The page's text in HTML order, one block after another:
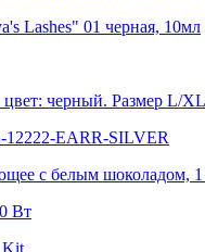
Lashes" 01 черная, 10мл
черный. Размер L/XL
12222-EARR-SILVER
с белым шоколадом,
Вт
Kit